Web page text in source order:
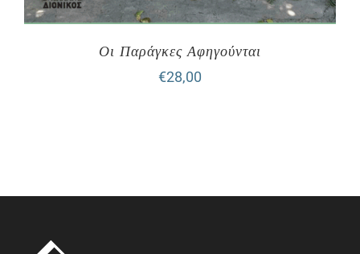
Οι Παράγκες Αφηγούνται
€28,00